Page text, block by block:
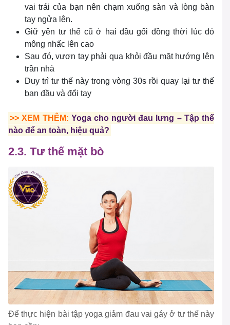
vai trái của bạn nên chạm xuống sàn và lòng bàn
tay ngửa lên.
Giữ yên tư thế cũ ở hai đầu gối đồng thời lúc đó
mông nhấc lên cao
Sau đó, vươn tay phải qua khỏi đầu mặt hướng lên
trần nhà
Duy trì tư thế này trong vòng 30s rồi quay lại tư thế
ban đầu và đổi tay
>> XEM THÊM: Yoga cho người đau lưng – Tập thế
nào để an toàn, hiệu quả?
2.3. Tư thế mặt bò
Để thực hiện bài tập yoga giảm đau vai gáy ở tư thế này